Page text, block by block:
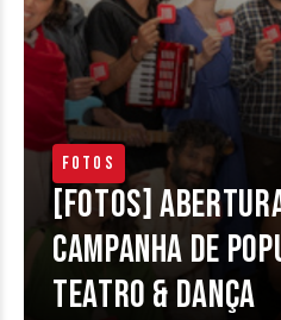
Fotos
[FOTOS]
Campanha de
Teatro & Dança